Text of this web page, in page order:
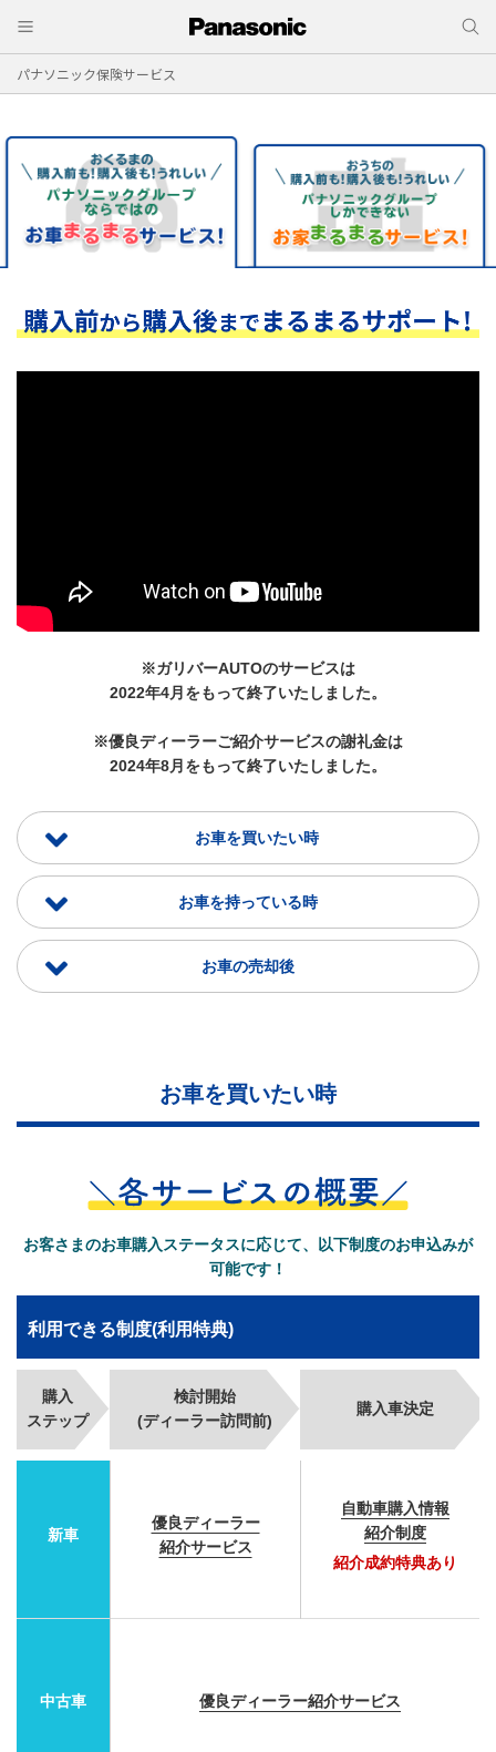
パナソニック保険サービス
※ガリバーAUTOのサービスは
2022年4月をもって終了いたしました。
※優良ディーラーご紹介サービスの謝礼金は
2024年8月をもって終了いたしました。
お車を買いたい時
お車を持っている時
お車の売却後
お車を買いたい時
お客さまのお車購入ステータスに応じて、以下制度のお申込みが
可能です！
利用できる制度(利用特典)
購入
ステップ
検討開始
(ディーラー訪問前)
購入車決定
新車
優良ディーラー
紹介サービス
自動車購入情報
紹介制度
紹介成約特典あり
中古車 優良ディーラー紹介サービス